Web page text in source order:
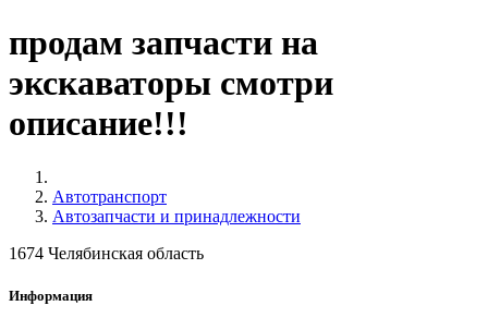
продам запчасти на
экскаваторы смотри
описание!!!
Автотранспорт
Автозапчасти и принадлежности
1674 Челябинская область
Информация